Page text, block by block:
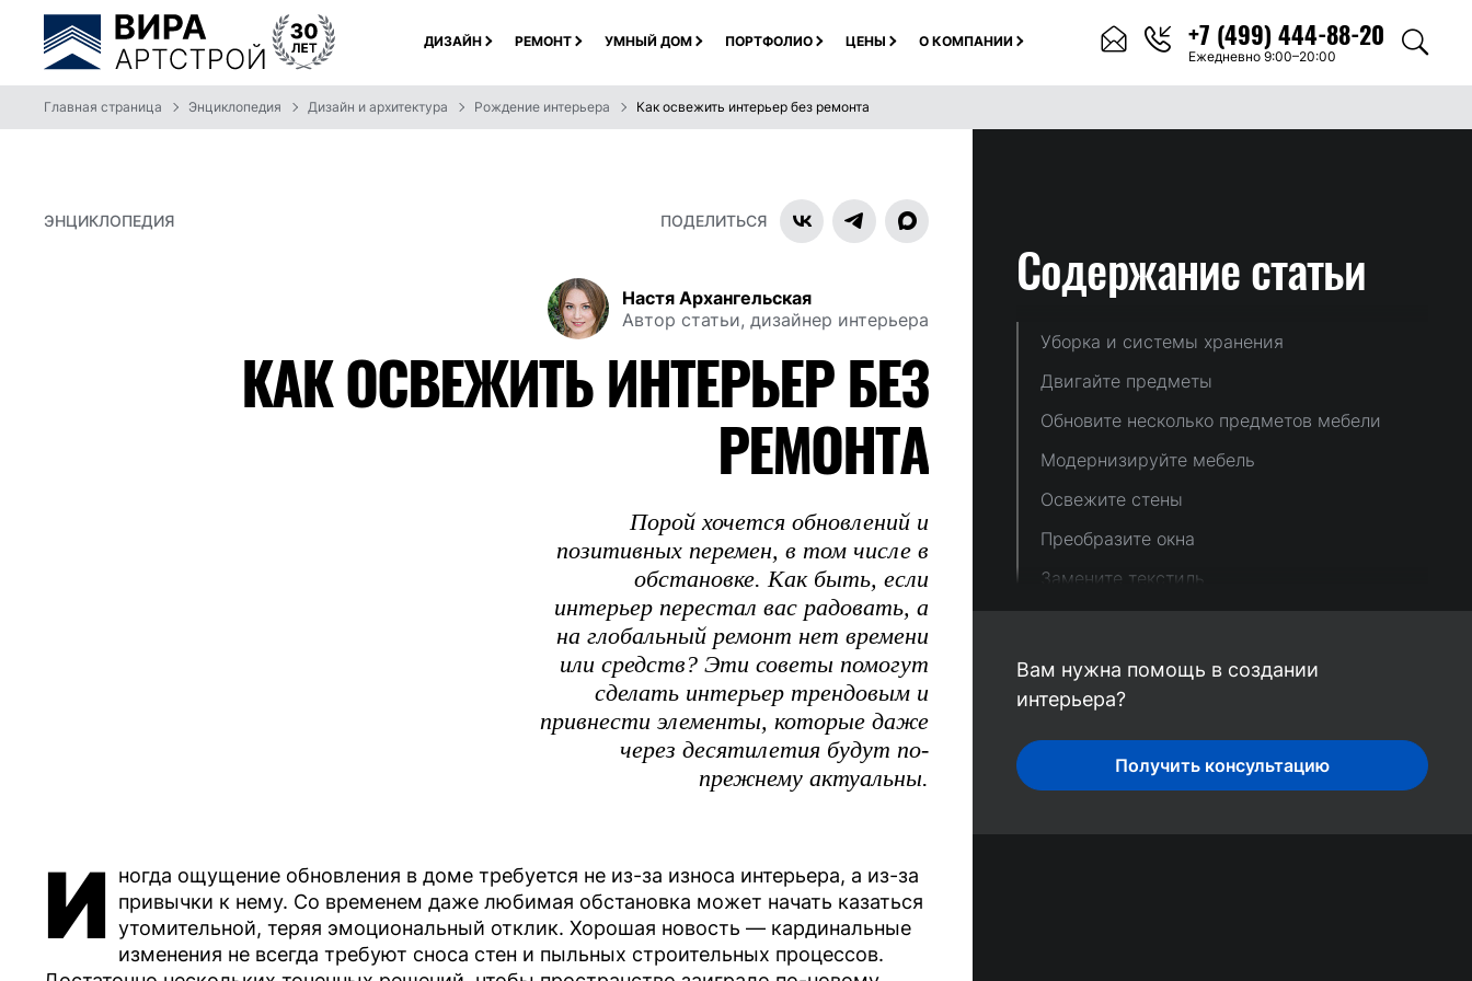
ДИЗАЙН РЕМОНТ УМНЫЙ ДОМ ПОРТФОЛИО ЦЕНЫ О КОМПАНИИ +7 (499) 444-88-20
Ежедневно 9:00–20:00
Главная страница Энциклопедия Дизайн и архитектура Рождение интерьера Как освежить интерьер без ремонта
ЭНЦИКЛОПЕДИЯ ПОДЕЛИТЬСЯ
Настя Архангельская
Автор статьи, дизайнер интерьера
КАК ОСВЕЖИТЬ ИНТЕРЬЕР БЕЗ
РЕМОНТА
Порой хочется обновлений и
позитивных перемен, в том числе в
обстановке. Как быть, если
интерьер перестал вас радовать, а
на глобальный ремонт нет времени
или средств? Эти советы помогут
сделать интерьер трендовым и
привнести элементы, которые даже
через десятилетия будут по-
прежнему актуальны.
И ногда ощущение обновления в доме требуется не из-за износа интерьера, а из-за
привычки к нему. Со временем даже любимая обстановка может начать казаться
утомительной, теряя эмоциональный отклик. Хорошая новость — кардинальные
изменения не всегда требуют сноса стен и пыльных строительных процессов.
Содержаниестатьи
Уборка и системы хранения
Двигайте предметы
Обновите несколько предметов мебели
Модернизируйте мебель
Освежите стены
Преобразите окна
Замените текстиль
Приручите свет
Зеркала
Экспериментируйте с декором
Вам нужна помощь в создании
интерьера?
Получить консультацию